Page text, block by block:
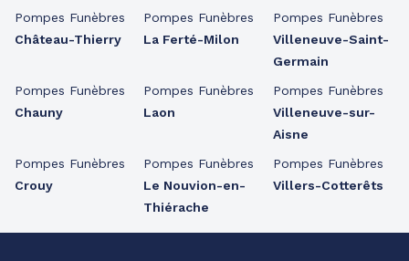
Pompes Funèbres
Château-Thierry
Pompes Funèbres
Chauny
Pompes Funèbres
Crouy
Pompes Funèbres
La Ferté-Milon
Pompes Funèbres
Laon
Pompes Funèbres
Le Nouvion-en-
Thiérache
Pompes Funèbres
Villeneuve-Saint-
Germain
Pompes Funèbres
Villeneuve-sur-
Aisne
Pompes Funèbres
Villers-Cotterêts